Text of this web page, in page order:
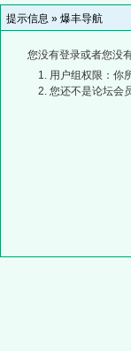
提示信息 » 爆丰导航
您没有登录或者您没
用户组权限：你
您还不是论坛会